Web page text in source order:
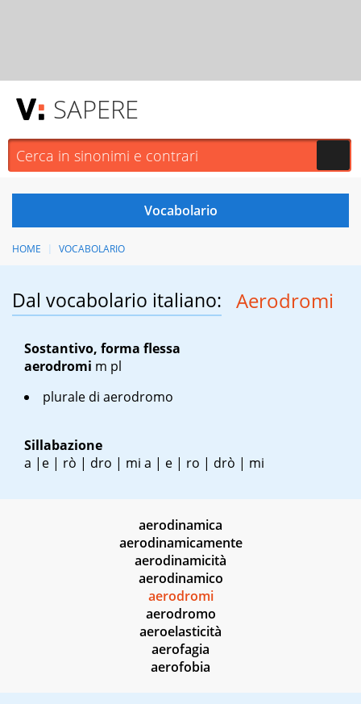
SAPERE
HOME VOCABOLARIO
Dal vocabolario italiano: Aerodromi
Sostantivo, forma flessa
aerodromi m pl
plurale di aerodromo
Sillabazione
a |e | rò | dro | mi a | e | ro | drò | mi
aerodinamica
aerodinamicamente
aerodinamicità
aerodinamico
aerodromi
aerodromo
aeroelasticità
aerofagia
aerofobia